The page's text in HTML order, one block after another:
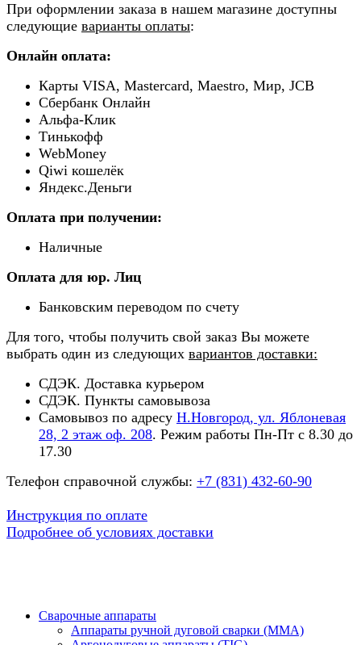
При оформлении заказа в нашем магазине доступны
следующие варианты оплаты:
Онлайн оплата:
Карты VISA, Mastercard, Maestro, Мир, JCB
Сбербанк Онлайн
Альфа-Клик
Тинькофф
WebMoney
Qiwi кошелёк
Яндекс.Деньги
Оплата при получении:
Наличные
Оплата для юр. Лиц
Банковским переводом по счету
Для того, чтобы получить свой заказ Вы можете
выбрать один из следующих вариантов доставки:
СДЭК. Доставка курьером
СДЭК. Пункты самовывоза
Самовывоз по адресу Н.Новгород, ул. Яблоневая
28, 2 этаж оф. 208. Режим работы Пн-Пт с 8.30 до
17.30
Телефон справочной службы: +7 (831) 432-60-90
Инструкция по оплате
Подробнее об условиях доставки
Сварочные аппараты
Аппараты ручной дуговой сварки (MMA)